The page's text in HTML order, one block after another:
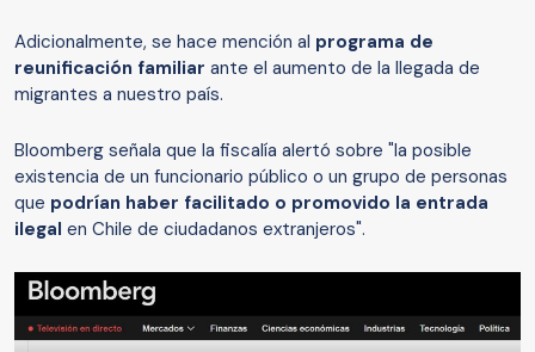
Adicionalmente, se hace mención al programa de
reunificación familiar ante el aumento de la llegada de
migrantes a nuestro país.
Bloomberg señala que la fiscalía alertó sobre "la posible
existencia de un funcionario público o un grupo de personas
que podrían haber facilitado o promovido la entrada
ilegal en Chile de ciudadanos extranjeros".